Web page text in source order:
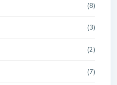
(8)
(3)
(2)
(7)